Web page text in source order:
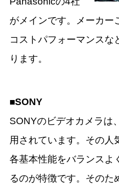
がメインです。メーカー
コストパフォーマンスな
ります。
■SONY
SONYのビデオカメラは
用されています。その人
各基本性能をバランスよ
るのが特徴です。そのた